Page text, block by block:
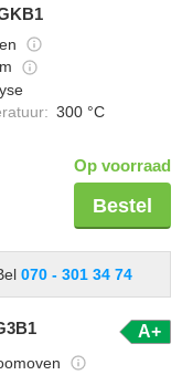
: 300 °C
Op voorraad
Bestel
070 - 301 34 74
A+